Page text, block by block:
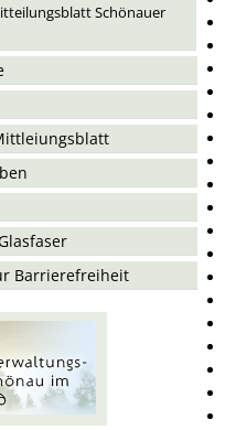
Schönauer
Barrierefreiheit